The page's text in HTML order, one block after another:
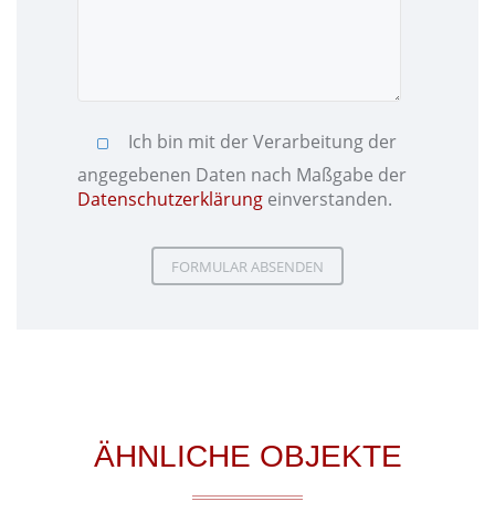
Ich bin mit der Verarbeitung der
angegebenen Daten nach Maßgabe der
Datenschutzerklärung einverstanden.
Please leave this field empty.
Please leave this field empty.
ÄHNLICHE OBJEKTE